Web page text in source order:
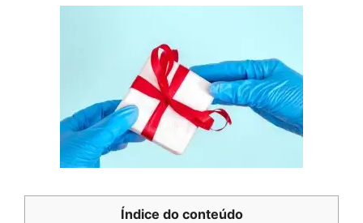
Índice do conteúdo